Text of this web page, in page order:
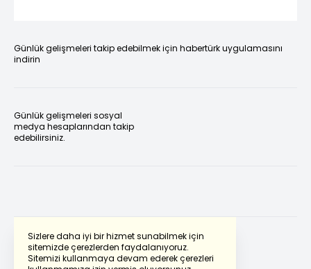
Sizlere daha iyi bir hizmet sunabilmek için
sitemizde çerezlerden faydalanıyoruz.
Sitemizi kullanmaya devam ederek çerezleri
Günlük gelişmeleri takip edebilmek için habertürk uygulamasını
indirin
Günlük gelişmeleri sosyal
medya hesaplarından takip
edebilirsiniz.
Powered by Translate